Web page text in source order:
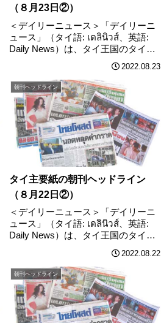
（８月23日②）
＜デイリーニュース＞「デイリーニ
ュース」（タイ語: เดลินิวส์、英語:
Daily News）は、タイ王国のタイ語
日刊新聞。1964年3月28日に創刊。タ
イで発行されるタイ語専門の日刊新
聞としてタイ・ラットに次ぐ業界2位
の地位を確立………
2022.08.23
朝刊ヘッドライン
タイ主要紙の朝刊ヘッドライン
（８月22日②）
＜デイリーニュース＞「デイリーニ
ュース」（タイ語: เดลินิวส์、英語:
Daily News）は、タイ王国のタイ語
日刊新聞。1964年3月28日に創刊。タ
イで発行されるタイ語専門の日刊新
聞としてタイ・ラットに次ぐ業界2位
の地位を確立………
2022.08.22
朝刊ヘッドライン